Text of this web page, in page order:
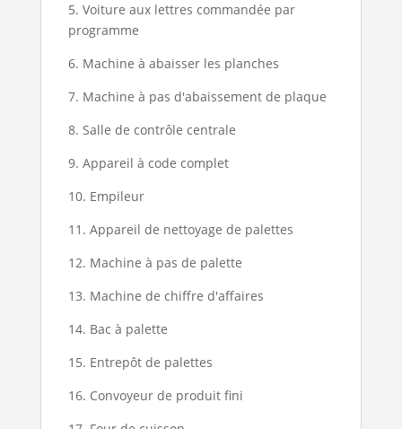
5. Voiture aux lettres commandée par
programme
6. Machine à abaisser les planches
7. Machine à pas d'abaissement de plaque
8. Salle de contrôle centrale
9. Appareil à code complet
10. Empileur
11. Appareil de nettoyage de palettes
12. Machine à pas de palette
13. Machine de chiffre d'affaires
14. Bac à palette
15. Entrepôt de palettes
16. Convoyeur de produit fini